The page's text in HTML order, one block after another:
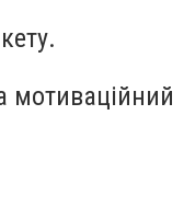
мотиваційний